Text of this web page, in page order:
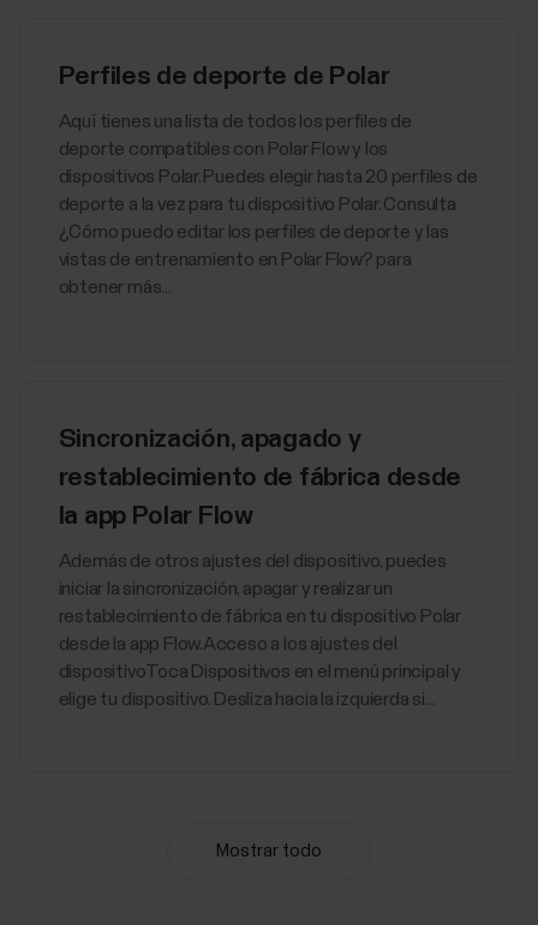
Perfiles de deporte de Polar
Aquí tienes una lista de todos los perfiles de
deporte compatibles con Polar Flow y los
dispositivos Polar. Puedes elegir hasta 20 perfiles de
deporte a la vez para tu dispositivo Polar. Consulta
¿Cómo puedo editar los perfiles de deporte y las
vistas de entrenamiento en Polar Flow? para
obtener más...
Sincronización, apagado y
restablecimiento de fábrica desde
la app Polar Flow
Además de otros ajustes del dispositivo, puedes
iniciar la sincronización, apagar y realizar un
restablecimiento de fábrica en tu dispositivo Polar
desde la app Flow.Acceso a los ajustes del
dispositivoToca Dispositivos en el menú principal y
elige tu dispositivo. Desliza hacia la izquierda si...
Cómo deshabilitar el ahorro de
Mostrar todo